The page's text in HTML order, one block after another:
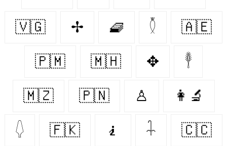
🇻🇬 ✢ 🧇 𓇟 🇦🇪
🇵🇲 🇲🇭 ✥ 𓇣
🇲🇿 🇵🇳 ♙ 👩‍🔬
𓆭 🇫🇰 🧎‍ 𓇑 🇨🇨